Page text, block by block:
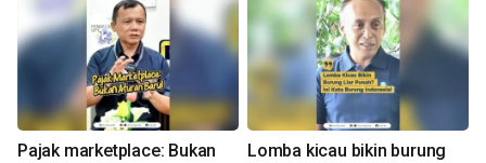
Pajak marketplace: Bukan
Lomba kicau bikin burung